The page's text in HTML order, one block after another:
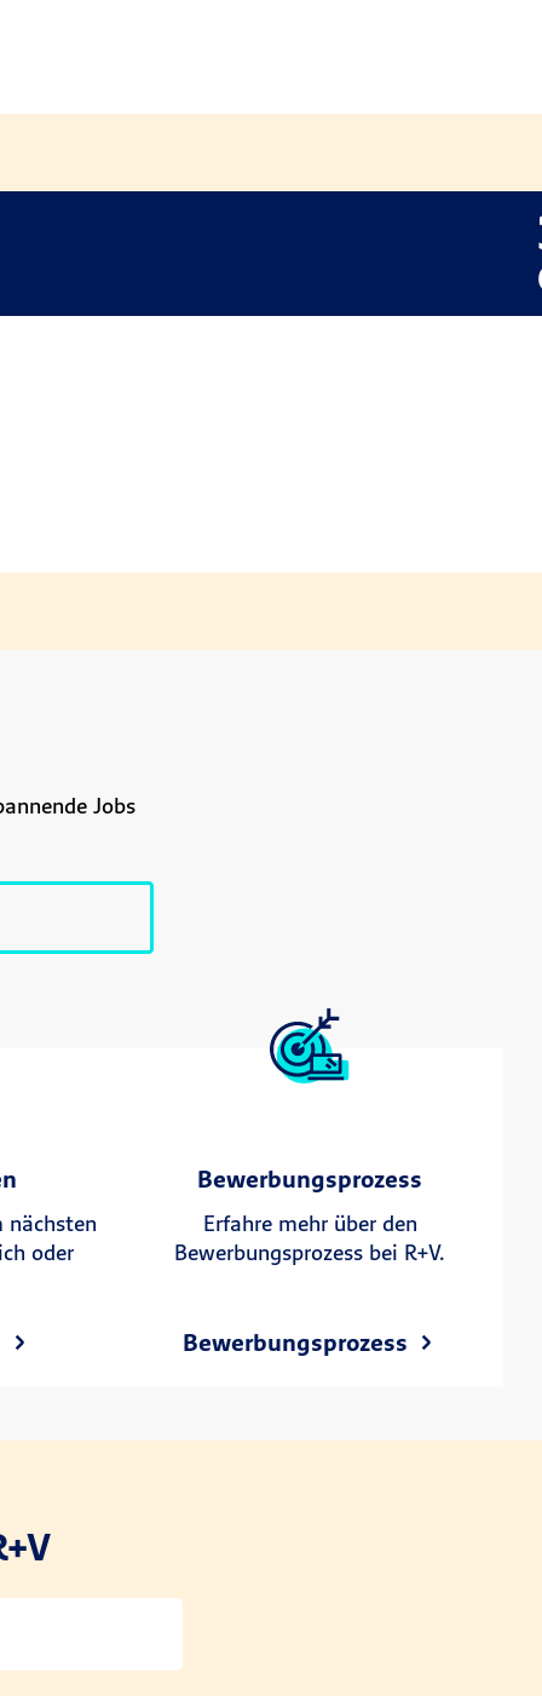
Jobs
nächsten
oder
Bewerbungsprozess
Erfahre mehr über den
Bewerbungsprozess bei R+V.
Bewerbungsprozess